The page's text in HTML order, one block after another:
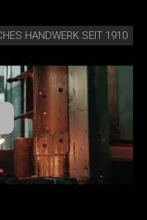
HANDWERK SEIT 1910